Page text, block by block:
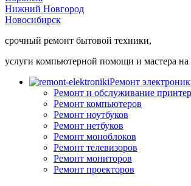
Нижний Новгород
Новосибирск
срочный ремонт бытовой техники,
услуги компьютерной помощи и мастера на
Ремонт
Ремонт и обслуживание
Ремонт компьютеров
Ремонт ноутбуков
Ремонт нетбуков
Ремонт моноблоков
Ремонт телевизоров
Ремонт мониторов
Ремонт проекторов